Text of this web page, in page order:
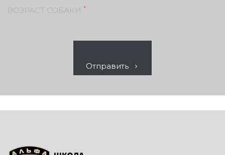
ВОЗРАСТ СОБАКИ *
Отправить